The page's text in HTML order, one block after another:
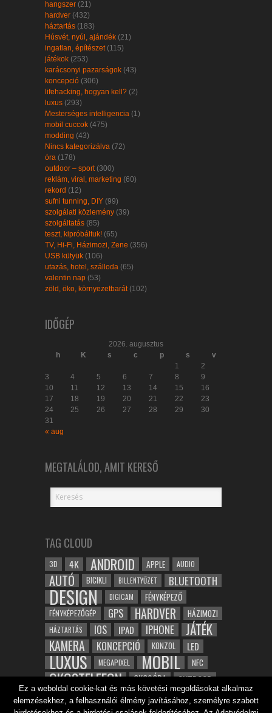
hangszer (21)
hardver (432)
háztartás (183)
Húsvét, nyúl, ajándék (21)
ingatlan, építészet (115)
játékok (253)
karácsonyi pazarságok (43)
koncepció (306)
lifehacking, hogyan kell? (2)
luxus (293)
Mesterséges intelligencia (1)
mobil cuccok (475)
modding (43)
Nincs kategorizálva (72)
óra (178)
outdoor – sport (300)
reklám, viral, marketing (60)
rekord (12)
sufni tunning, DIY (99)
szolgálati közlemény (39)
szolgáltatás (85)
teszt, kipróbáltuk! (65)
TV, Hi-Fi, Házimozi, Zene (356)
USB kütyük (106)
utazás, hotel, szálloda (65)
valentin nap (53)
zöld, öko, környezetbarát (102)
IDŐGÉP
2026. augusztus
h
K s c p s
v
1
2
3
4 5 6 7 8
9
10
11 12 13 14 15
16
17
18 19 20 21 22
23
24
25 26 27 28 29
30
31
« aug
MEGTALÁLOD, AMIT KERESŐ
TAG CLOUD
3D 4K ANDROID APPLE AUDIO
AUTÓ BICIKLI BILLENTYŰZET BLUETOOTH
DESIGN DIGICAM FÉNYKÉPEZŐ
FÉNYKÉPEZŐGÉP GPS HARDVER HÁZIMOZI
HÁZTARTÁS IOS IPAD IPHONE JÁTÉK
KAMERA KONCEPCIÓ KONZOL LED
LUXUS MEGAPIXEL MOBIL NFC
OKOSTELEFON OKOSÓRA OUTDOOR
ROBOT SAMSUNG SPORT TABLET
Ez a weboldal cookie-kat és más követési megoldásokat alkalmaz
elemzésekhez, a felhasználói élmény javításához, személyre szabott